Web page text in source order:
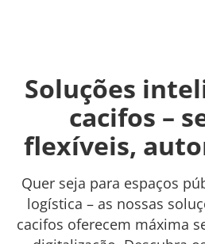
Soluções
cacifos –
flexíveis,
Quer seja para espaços
logística – as nossas
cacifos oferecem máxima